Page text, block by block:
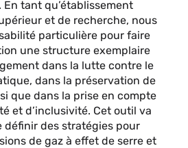
. En tant qu’établissement
et de recherche, nous
particulière pour faire
une structure exemplaire
dans la lutte contre le
dans la préservation de
que dans la prise en compte
et d’inclusivité. Cet outil va
définir des stratégies pour
de gaz à effet de serre et